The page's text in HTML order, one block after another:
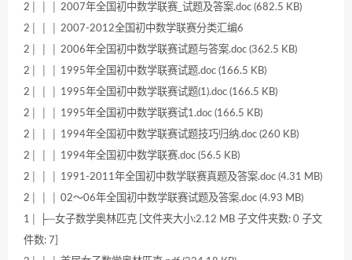
2│ │ │ 2007年全国初中数学联赛_试题及答案.doc (682.5 KB)
2│ │ │ 2007-2012全国初中数学联赛分类汇编6
2│ │ │ 2006年全国初中数学联赛试题与答案.doc (362.5 KB)
2│ │ │ 1995年全国初中数学联赛试题.doc (166.5 KB)
2│ │ │ 1995年全国初中数学联赛试题(1).doc (166.5 KB)
2│ │ │ 1995年全国初中数学联赛试1.doc (166.5 KB)
2│ │ │ 1994年全国初中数学联赛试题技巧归纳.doc (260 KB)
2│ │ │ 1994年全国初中数学联赛.doc (56.5 KB)
2│ │ │ 1991-2011年全国初中数学联赛真题及答案.doc (4.31 MB)
2│ │ │ 02～06年全国初中数学联赛试题及答案.doc (4.93 MB)
1│ ├─女子数学奥林匹克 [文件夹大小:2.12 MB 子文件夹数: 0 子文
件数: 7]